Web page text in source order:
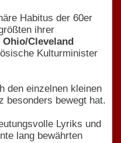
Habitus der 60er
ihrer
Cleveland
Kulturminister
den einzelnen kleinen
besonders bewegt hat.
Lyriks und
lang bewährten